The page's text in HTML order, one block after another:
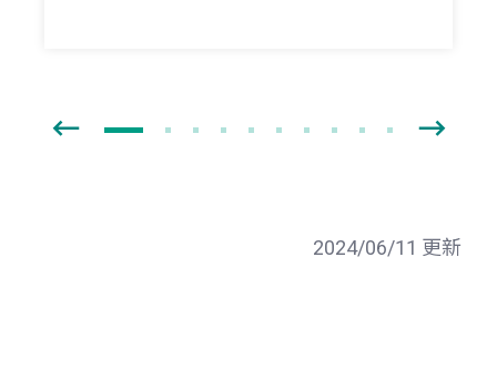
2024/06/11 更新